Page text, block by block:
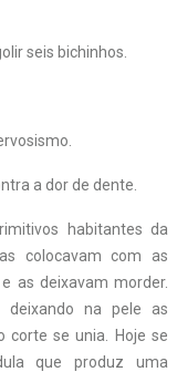
seis bichinhos.
a dor de dente.
habitantes da
colocavam com as
as deixavam morder.
deixando na pele as
corte se unia. Hoje se
que produz uma